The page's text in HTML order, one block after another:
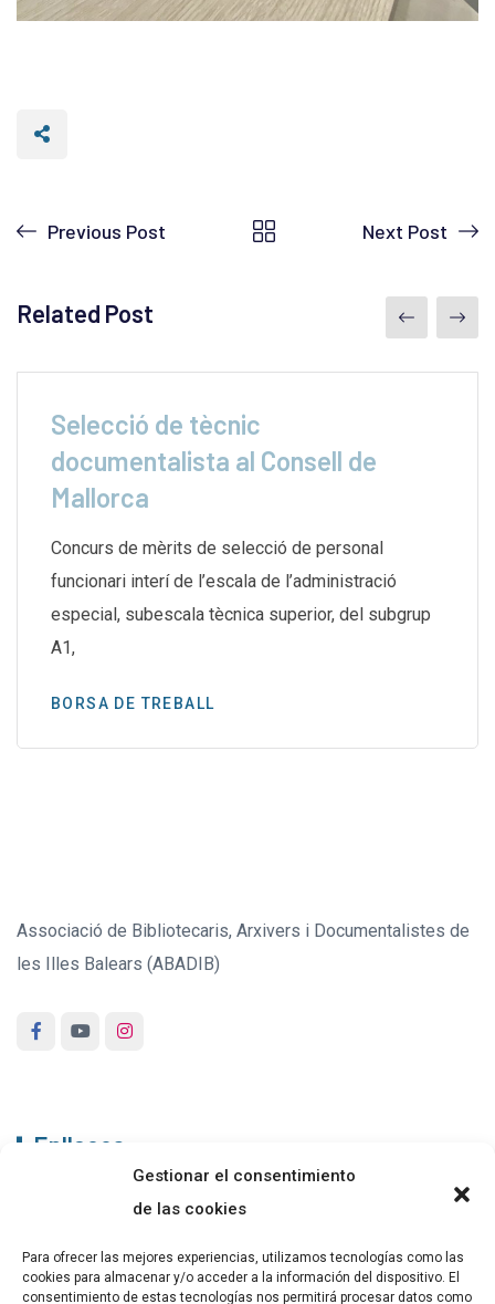
Gestionar el consentimiento
de las cookies
Para ofrecer las mejores experiencias, utilizamos tecnologías como las
cookies para almacenar y/o acceder a la información del dispositivo. El
consentimiento de estas tecnologías nos permitirá procesar datos como
Previous Post Next Post
Related Post
Selecció de tècnic
documentalista al Consell de
Mallorca
Concurs de mèrits de selecció de personal
funcionari interí de l’escala de l’administració
especial, subescala tècnica superior, del subgrup
A1,
BORSA DE TREBALL
Associació de Bibliotecaris, Arxivers i Documentalistes de
les Illes Balears (ABADIB)
Enllaços
PUBLICACIONS
CONTACTE